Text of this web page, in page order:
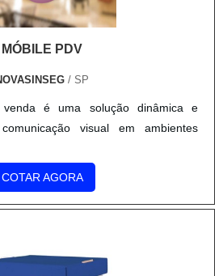
MÓBILE PDV
/ SP
é uma solução dinâmica e
visual em ambientes
COTAR AGORA